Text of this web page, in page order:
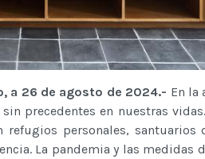
a 26 de agosto de 2024.- En la
precedentes en nuestras
refugios personales,
La pandemia y las medidas